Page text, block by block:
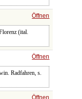
Öffnen
(ital.
Öffnen
Radfahren, s.
Öffnen